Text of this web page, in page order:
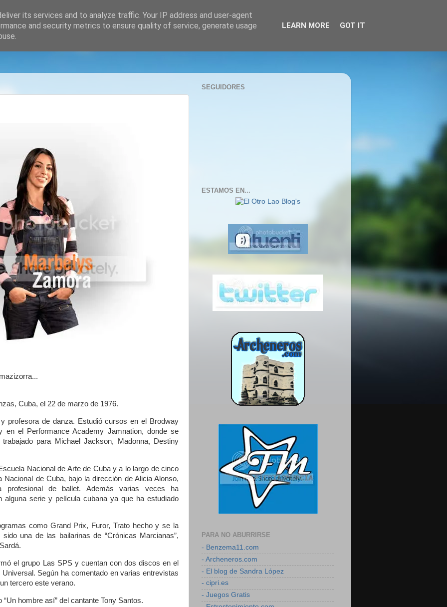
Cuba, el 22 de marzo de 1976.
profesora de danza. Estudió cursos en el Brodway
en el Performance Academy Jamnation, donde se
para Michael Jackson, Madonna, Destiny
Nacional de Arte de Cuba y a lo largo de cinco
de Cuba, bajo la dirección de Alicia Alonso,
profesional de ballet. Además varias veces ha
alguna serie y película cubana ya que ha estudiado
como Grand Prix, Furor, Trato hecho y se la
una de las bailarinas de “Crónicas Marcianas”,
el grupo Las SPS y cuentan con dos discos en el
Según ha comentado en varias entrevistas
tercero este verano.
hombre así” del cantante Tony Santos.
SEGUIDORES
ESTAMOS EN...
PARA NO ABURRIRSE
- Benzema11.com
- Archeneros.com
- El blog de Sandra López
- cipri.es
- Juegos Gratis
its services and to analyze traffic. Your IP address and user-agent
and security metrics to ensure quality of service, generate usage
LEARN MORE GOT IT